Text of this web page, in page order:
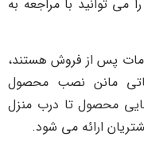
توانید با مراجعه به
پس از فروش هستند،
مانن نصب محصول
محصول تا درب منزل
ارائه می شود.